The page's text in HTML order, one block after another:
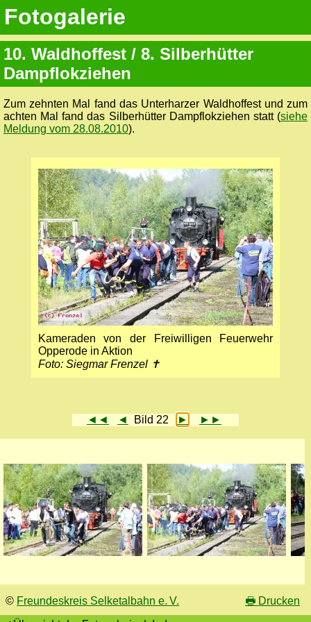
Fotogalerie
10. Waldhoffest / 8. Silberhütter
Dampflokziehen
Zum zehnten Mal fand das Unterharzer Waldhoffest und zum
achten Mal fand das Silberhütter Dampflokziehen statt (siehe
Meldung vom 28.08.2010).
Kameraden von der Freiwilligen Feuerwehr
Opperode in Aktion
Foto: Siegmar Frenzel ✝
◄◄ ◄ Bild 22 ► ►►
© Freundeskreis Selketalbahn e. V. 🖶 Drucken